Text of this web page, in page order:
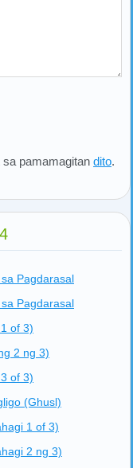
pamamagitan dito.
Pagdarasal
Pagdarasal
of 3)
2 ng 3)
of 3)
(Ghusl)
1 of 3)
2 ng 3)